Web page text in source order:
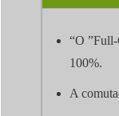
“O ”Full-
100%.
A